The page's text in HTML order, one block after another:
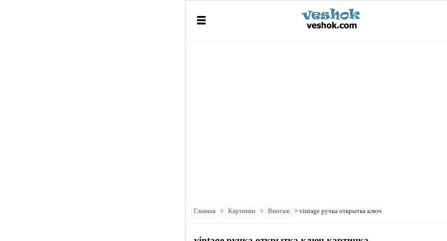
Главная > Картинки > Винтаж > vintage ручка открытка ключ